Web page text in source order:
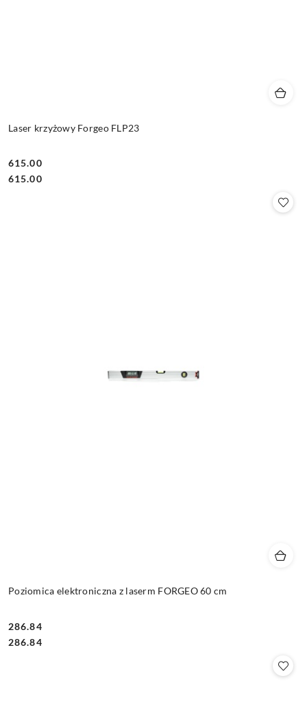
Laser krzyżowy Forgeo FLP23
Cena:
615.00
Cena:
615.00
Poziomica elektroniczna z laserm FORGEO 60 cm
Cena:
286.84
Cena:
286.84